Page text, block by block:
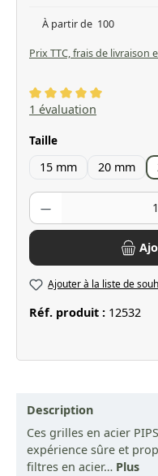
À partir de 100
Prix TTC, frais de livraison
Note moyenne de 5 sur
1 évaluation
Sélectionnez
Taille
15 mm 20 mm
Quantité de produit :
Ajouter à la liste de
Réf. produit : 12532
Description
Ces grilles en acier
expérience sûre et
filtres en acier… Plus